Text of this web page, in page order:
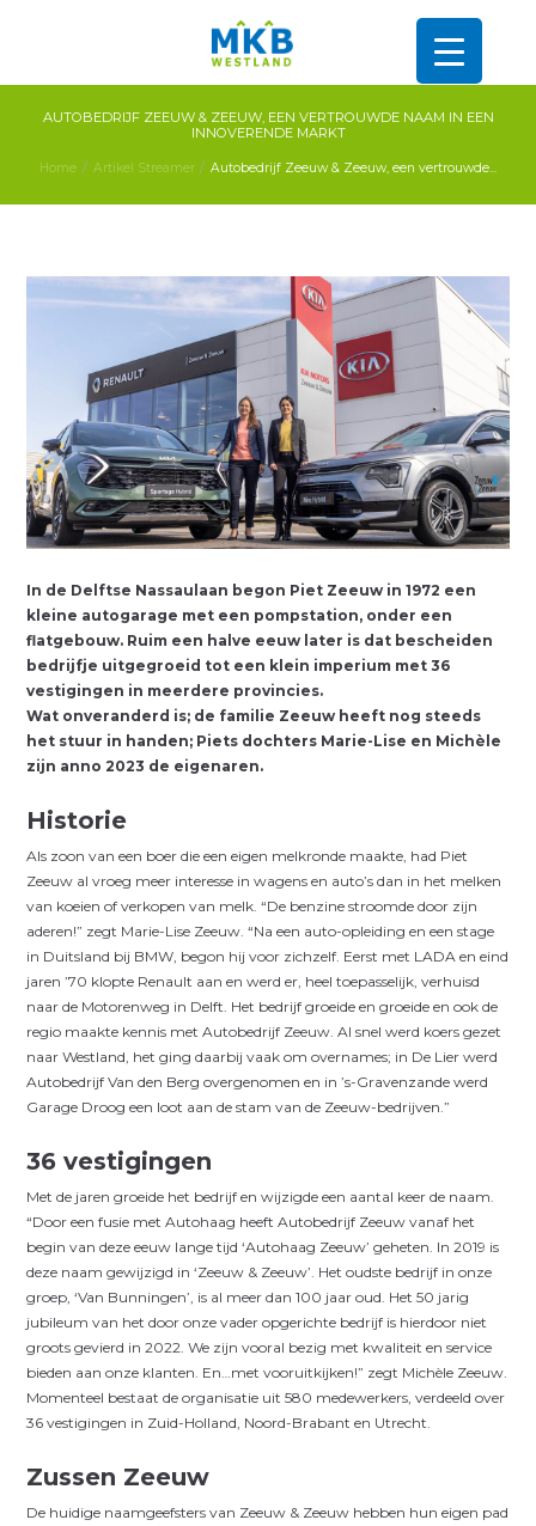
AUTOBEDRIJF ZEEUW & ZEEUW, EEN VERTROUWDE NAAM IN EEN
INNOVERENDE MARKT
Home Artikel Streamer Autobedrijf Zeeuw & Zeeuw, een vertrouwde...
In de Delftse Nassaulaan begon Piet Zeeuw in 1972 een
kleine autogarage met een pompstation, onder een
flatgebouw. Ruim een halve eeuw later is dat bescheiden
bedrijfje uitgegroeid tot een klein imperium met 36
vestigingen in meerdere provincies.
Wat onveranderd is; de familie Zeeuw heeft nog steeds
het stuur in handen; Piets dochters Marie-Lise en Michèle
zijn anno 2023 de eigenaren.
Historie
Als zoon van een boer die een eigen melkronde maakte, had Piet
Zeeuw al vroeg meer interesse in wagens en auto’s dan in het melken
van koeien of verkopen van melk. “De benzine stroomde door zijn
aderen!” zegt Marie-Lise Zeeuw. “Na een auto-opleiding en een stage
in Duitsland bij BMW, begon hij voor zichzelf. Eerst met LADA en eind
jaren ’70 klopte Renault aan en werd er, heel toepasselijk, verhuisd
naar de Motorenweg in Delft. Het bedrijf groeide en groeide en ook de
regio maakte kennis met Autobedrijf Zeeuw. Al snel werd koers gezet
naar Westland, het ging daarbij vaak om overnames; in De Lier werd
Autobedrijf Van den Berg overgenomen en in ’s-Gravenzande werd
Garage Droog een loot aan de stam van de Zeeuw-bedrijven.”
36 vestigingen
Met de jaren groeide het bedrijf en wijzigde een aantal keer de naam.
“Door een fusie met Autohaag heeft Autobedrijf Zeeuw vanaf het
begin van deze eeuw lange tijd ‘Autohaag Zeeuw’ geheten. In 2019 is
deze naam gewijzigd in ‘Zeeuw & Zeeuw’. Het oudste bedrijf in onze
groep, ‘Van Bunningen’, is al meer dan 100 jaar oud. Het 50 jarig
jubileum van het door onze vader opgerichte bedrijf is hierdoor niet
groots gevierd in 2022. We zijn vooral bezig met kwaliteit en service
bieden aan onze klanten. En…met vooruitkijken!” zegt Michèle Zeeuw.
Momenteel bestaat de organisatie uit 580 medewerkers, verdeeld over
36 vestigingen in Zuid-Holland, Noord-Brabant en Utrecht.
Zussen Zeeuw
De huidige naamgeefsters van Zeeuw & Zeeuw hebben hun eigen pad